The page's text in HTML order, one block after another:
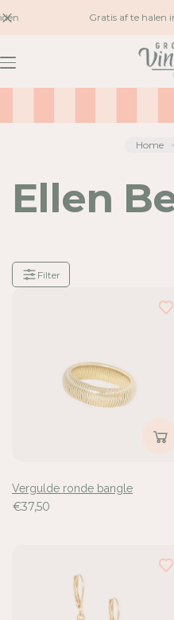
naar
Gratis af te halen
Home
Ellen
Filter
Vergulde ronde bangle
€37,50